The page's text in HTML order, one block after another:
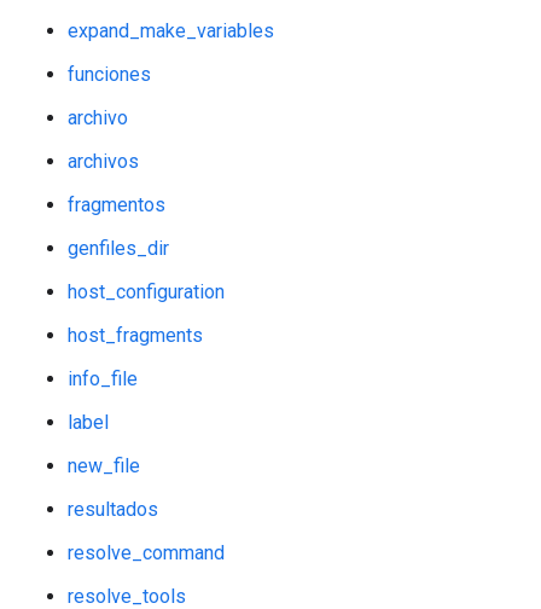
expand_make_variables
funciones
archivo
archivos
fragmentos
genfiles_dir
host_configuration
host_fragments
info_file
label
new_file
resultados
resolve_command
resolve_tools